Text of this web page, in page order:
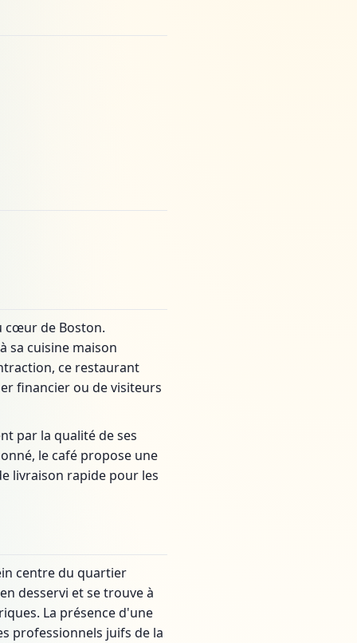
cœur de Boston.
sa cuisine maison
ce restaurant
financier ou de visiteurs
par la qualité de ses
le café propose une
livraison rapide pour les
centre du quartier
desservi et se trouve à
La présence d'une
professionnels juifs de la